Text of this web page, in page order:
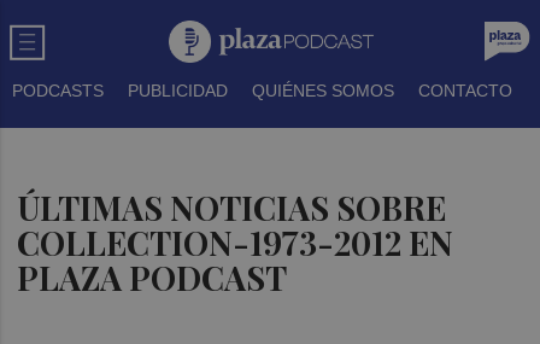
PODCASTS PUBLICIDAD QUIÉNES SOMOS CONTACTO
ÚLTIMAS NOTICIAS SOBRE
COLLECTION-1973-2012 EN
PLAZA PODCAST